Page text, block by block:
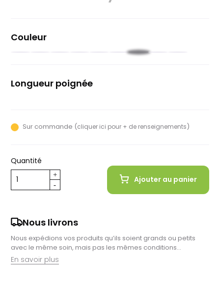
Couleur
Vert Bleu
Longueur poignée
Sur commande (cliquer ici pour + de renseignements)
Quantité
Ajouter au panier
Nous livrons
Nous expédions vos produits qu’ils soient grands ou petits
avec le même soin, mais pas les mêmes conditions…
En savoir plus